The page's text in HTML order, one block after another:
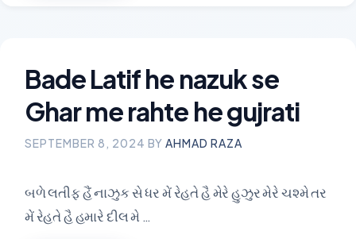
Bade Latif he nazuk se
Ghar me rahte he gujrati
SEPTEMBER 8, 2024 BY AHMAD RAZA
બળે લતીફ હૈં નાઝુક સે ધર મેં રેહતે હૈ મેરે હુઝુર મેરે ચશ્મે તર
મેં રેહતે હૈ હમારે દીલ મે …